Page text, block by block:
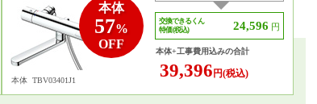
本体
57%
OFF
本体 TBV03401J1
交換できるくん
特価 (税込)
24,596 円
本体+工事費用込みの合計
39,396 円(税込)